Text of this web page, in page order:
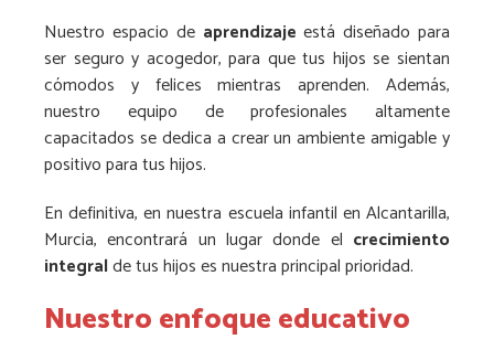
Nuestro espacio de aprendizaje está diseñado para
ser seguro y acogedor, para que tus hijos se sientan
cómodos y felices mientras aprenden. Además,
nuestro equipo de profesionales altamente
capacitados se dedica a crear un ambiente amigable y
positivo para tus hijos.
En definitiva, en nuestra escuela infantil en Alcantarilla,
Murcia, encontrará un lugar donde el crecimiento
integralde tus hijos es nuestra principal prioridad.
Nuestro enfoque educativo